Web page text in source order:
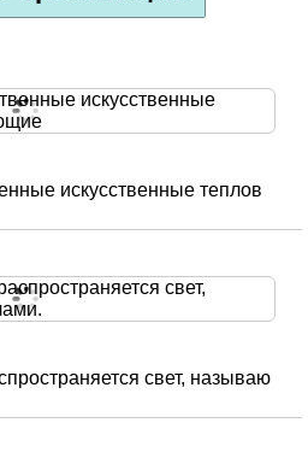
искусственные теплов
свет, называю